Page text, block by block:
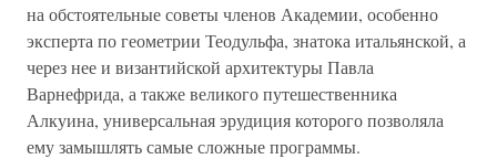
на обстоятельные советы членов Академии, особенно
эксперта по геометрии Теодульфа, знатока итальянской, а
через нее и византийской архитектуры Павла
Варнефрида, а также великого путешественника
Алкуина, универсальная эрудиция которого позволяла
ему замышлять самые сложные программы.